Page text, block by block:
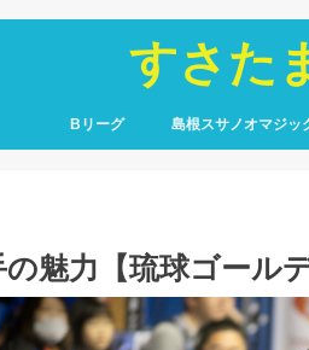
すさた
Bリーグ 島根スサノオマジッ
魅力【琉球ゴール